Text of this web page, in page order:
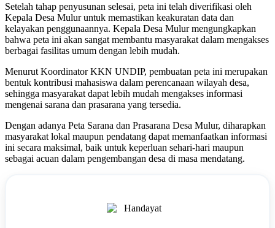
Setelah tahap penyusunan selesai, peta ini telah diverifikasi oleh
Kepala Desa Mulur untuk memastikan keakuratan data dan
kelayakan penggunaannya. Kepala Desa Mulur mengungkapkan
bahwa peta ini akan sangat membantu masyarakat dalam mengakses
berbagai fasilitas umum dengan lebih mudah.
Menurut Koordinator KKN UNDIP, pembuatan peta ini merupakan
bentuk kontribusi mahasiswa dalam perencanaan wilayah desa,
sehingga masyarakat dapat lebih mudah mengakses informasi
mengenai sarana dan prasarana yang tersedia.
Dengan adanya Peta Sarana dan Prasarana Desa Mulur, diharapkan
masyarakat lokal maupun pendatang dapat memanfaatkan informasi
ini secara maksimal, baik untuk keperluan sehari-hari maupun
sebagai acuan dalam pengembangan desa di masa mendatang.